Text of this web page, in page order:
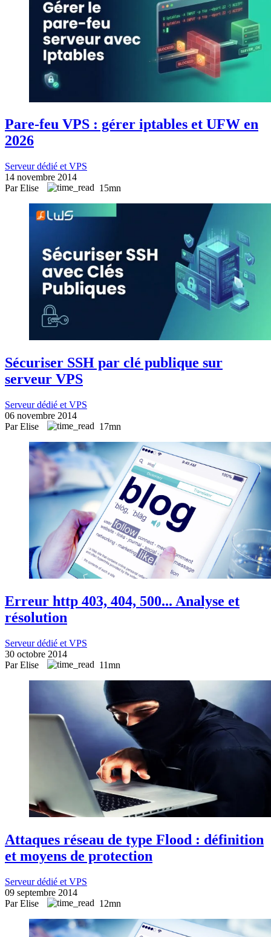
Pare-feu VPS : gérer iptables et UFW en
2026
Serveur dédié et VPS
14 novembre 2014
Par Elise
15mn
Sécuriser SSH par clé publique sur
serveur VPS
Serveur dédié et VPS
06 novembre 2014
Par Elise
17mn
Erreur http 403, 404, 500... Analyse et
résolution
Serveur dédié et VPS
30 octobre 2014
Par Elise
11mn
Attaques réseau de type Flood : définition
et moyens de protection
Serveur dédié et VPS
09 septembre 2014
Par Elise
12mn